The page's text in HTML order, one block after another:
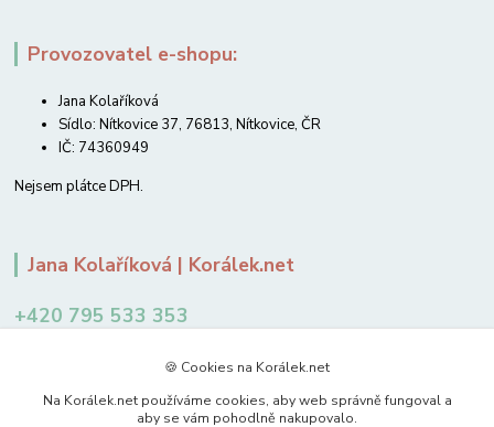
Provozovatel e-shopu:
Jana Kolaříková
Sídlo: Nítkovice 37, 76813, Nítkovice, ČR
IČ: 74360949
Nejsem plátce DPH.
Jana Kolaříková | Korálek.net
+420 795 533 353
🍪 Cookies na Korálek.net
Na Korálek.net používáme cookies, aby web správně fungoval a
aby se vám pohodlně nakupovalo.